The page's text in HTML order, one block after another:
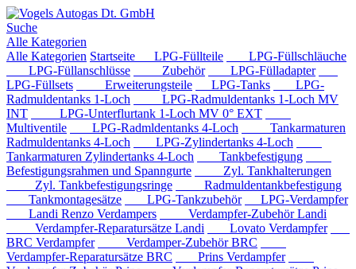
Suche
Alle Kategorien
Alle Kategorien Startseite LPG-Füllteile
LPG-Füllschläuche
LPG-Füllanschlüsse
Zubehör
LPG-Fülladapter
LPG-Füllsets
Erweiterungsteile LPG-Tanks
LPG-
Radmuldentanks 1-Loch
LPG-Radmuldentanks 1-Loch MV
INT
LPG-Unterflurtank 1-Loch MV 0° EXT
Multiventile
LPG-Radmldentanks 4-Loch
Tankarmaturen
Radmuldentanks 4-Loch
LPG-Zylindertanks 4-Loch
Tankarmaturen Zylindertanks 4-Loch
Tankbefestigung
Befestigungsrahmen und Spanngurte
Zyl. Tankhalterungen
Zyl. Tankbefestigungsringe
Radmuldentankbefestigung
Tankmontagesätze
LPG-Tankzubehör
LPG-Verdampfer
Landi Renzo Verdampers
Verdampfer-Zubehör Landi
Verdampfer-Reparatursätze Landi
Lovato Verdampfer
BRC Verdampfer
Verdamper-Zubehör BRC
Verdampfer-Reparatursätze BRC
Prins Verdampfer